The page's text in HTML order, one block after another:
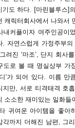
기도 하다. [마린블루스]
캐릭터회사에서 나와서
커플이자 여주인공이
. 자연스럽게 가정주부
려진 ‘마조’, 단지 회사
도로 볼 때 명실상부 가
’가 되어 있다. 이름 만
지만, 서로 티격태격 호
소소한 재미있는 일화들
귀여운 아이템을 좋아
각까지 더해진 남편, 그